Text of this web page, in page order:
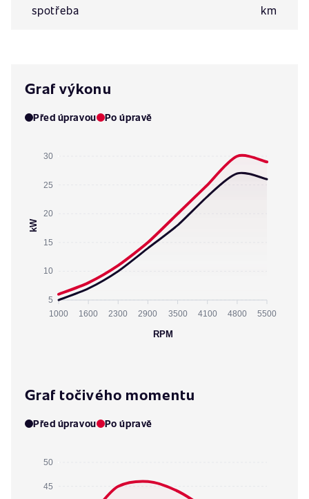
spotřeba
km
Graf výkonu
Před úpravou Po úpravě
30
25
20
15
10
5
kW
1000 1600 2300 2900 3500 4100 4800 5500
RPM
Graf točivého momentu
Před úpravou Po úpravě
50
45